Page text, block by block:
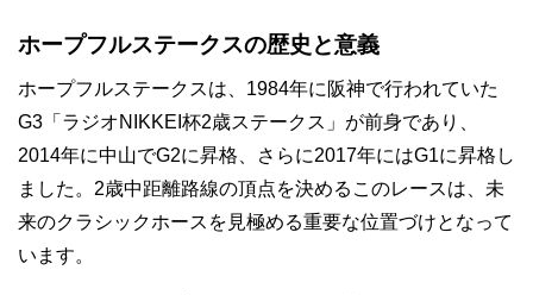
ホープフルステークスの歴史と意義
ホープフルステークスは、1984年に阪神で行われていた
G3「ラジオNIKKEI杯2歳ステークス」が前身であり、
2014年に中山でG2に昇格、さらに2017年にはG1に昇格し
ました。2歳中距離路線の頂点を決めるこのレースは、未
来のクラシックホースを見極める重要な位置づけとなって
います。